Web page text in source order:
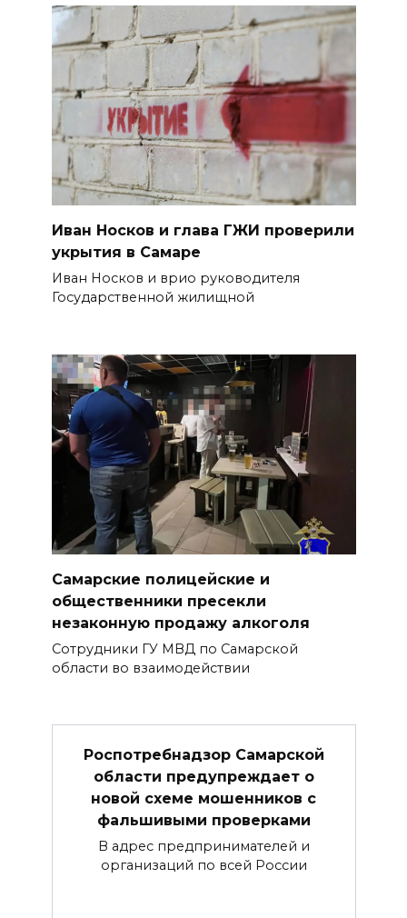
Иван Носков и глава ГЖИ проверили
укрытия в Самаре
Иван Носков и врио руководителя
Государственной жилищной
Самарские полицейские и
общественники пресекли
незаконную продажу алкоголя
Сотрудники ГУ МВД по Самарской
области во взаимодействии
Роспотребнадзор Самарской
области предупреждает о
новой схеме мошенников с
фальшивыми проверками
В адрес предпринимателей и
организаций по всей России